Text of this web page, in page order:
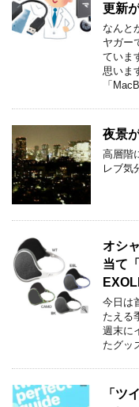
更新
なんと
ヤガー
ていま
思いま
「
夜景
高層階
レブ気
オシ
当て
今日は
たえる
週末に
たグッ
「ツ